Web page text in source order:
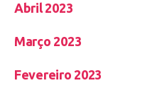
Abril 2023
Março 2023
Fevereiro 2023